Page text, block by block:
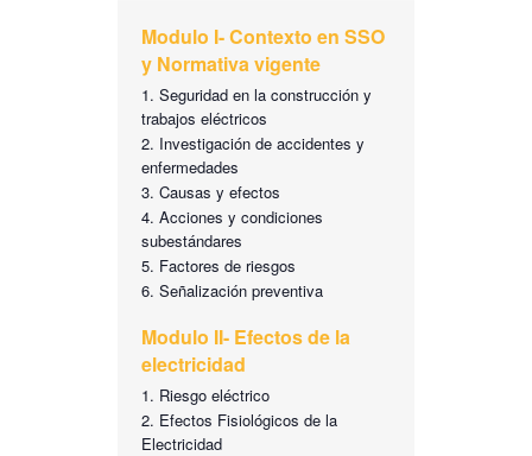
Modulo I- Contexto en SSO
y Normativa vigente
Seguridad en la construcción y
trabajos eléctricos
Investigación de accidentes y
enfermedades
Causas y efectos
Acciones y condiciones
subestándares
Factores de riesgos
Señalización preventiva
Modulo II- Efectos de la
electricidad
Riesgo eléctrico
Efectos Fisiológicos de la
Electricidad